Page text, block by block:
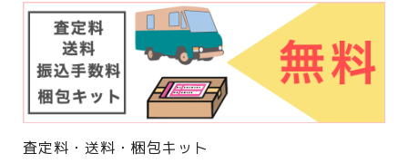
査定料・送料・梱包キット